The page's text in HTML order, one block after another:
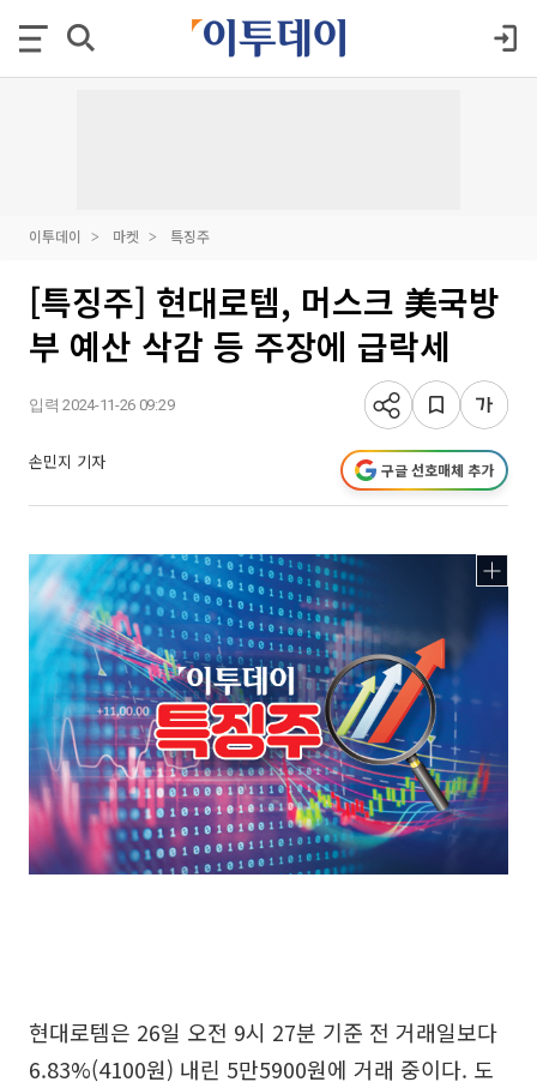
이투데이 마켓 특징주
[특징주] 현대로템, 머스크 美국방
부 예산 삭감 등 주장에 급락세
입력 2024-11-26 09:29
손민지 기자 구글 선호매체 추가
현대로템은 26일 오전 9시 27분 기준 전 거래일보다
6.83%(4100원) 내린 5만5900원에 거래 중이다. 도